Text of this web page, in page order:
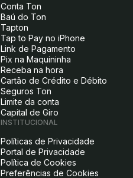
Conta Ton
Baú do Ton
Tapton
Tap to Pay no iPhone
Link de Pagamento
Pix na Maquininha
Receba na hora
Cartão de Crédito e Débito
Seguros Ton
Limite da conta
Capital de Giro
INSTITUCIONAL
Políticas de Privacidade
Portal de Privacidade
Política de Cookies
Preferências de Cookies